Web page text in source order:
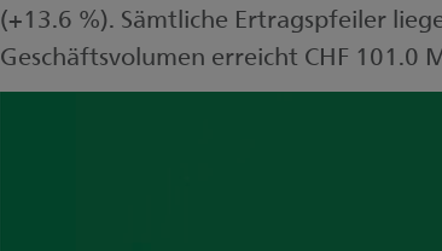
(+13.6 %). Sämtliche Ertragspfeiler
Geschäftsvolumen erreicht CHF 101.0